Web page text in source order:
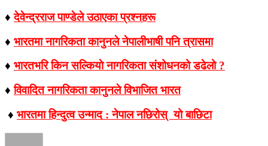
♦ देवेन्द्रराज पाण्डेले उठाएका प्रश्नहरू
♦ भारतमा नागरिकता कानुनले नेपालीभाषी पनि त्रासमा
♦ भारतभरि किन सल्‍कियाे नागरिकता संशोधनको डढेलो ?
♦विवादित नागरिकता कानुनले विभाजित भारत
♦ भारतमा हिन्दुत्व उन्माद : नेपाल नछिरोस् यो बाछिटा